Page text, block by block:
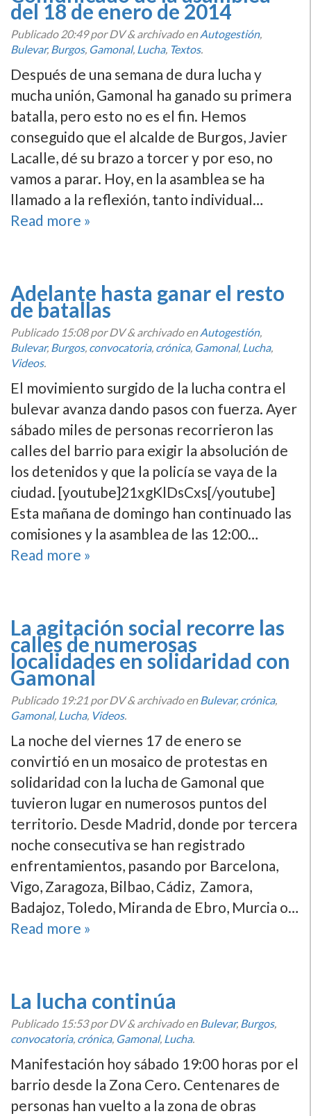
del 18 de enero de 2014
Publicado20:49por DV&archivado enAutogestión,
Bulevar, Burgos, Gamonal, Lucha, Textos.
Después de una semana de dura lucha y
mucha unión, Gamonal ha ganado su primera
batalla, pero esto no es el fin. Hemos
conseguido que el alcalde de Burgos, Javier
Lacalle, dé su brazo a torcer y por eso, no
vamos a parar. Hoy, en la asamblea se ha
llamado a la reflexión, tanto individual…
Read more »
Adelante hasta ganar el resto
de batallas
Publicado 15:08por DV&archivado enAutogestión,
Bulevar, Burgos, convocatoria, crónica, Gamonal, Lucha,
Videos.
El movimiento surgido de la lucha contra el
bulevar avanza dando pasos con fuerza. Ayer
sábado miles de personas recorrieron las
calles del barrio para exigir la absolución de
los detenidos y que la policí­a se vaya de la
ciudad. [youtube]21xgKlDsCxs[/youtube]
Esta mañana de domingo han continuado las
comisiones y la asamblea de las 12:00…
Read more »
La agitación social recorre las
calles de numerosas
localidades en solidaridad con
Gamonal
Publicado 19:21 por DV&archivado enBulevar, crónica,
Gamonal, Lucha, Videos.
La noche del viernes 17 de enero se
convirtió en un mosaico de protestas en
solidaridad con la lucha de Gamonal que
tuvieron lugar en numerosos puntos del
territorio. Desde Madrid, donde por tercera
noche consecutiva se han registrado
enfrentamientos, pasando por Barcelona,
Vigo, Zaragoza, Bilbao, Cádiz, Zamora,
Badajoz, Toledo, Miranda de Ebro, Murcia o…
Read more »
La lucha continúa
Publicado 15:53por DV&archivado enBulevar, Burgos,
convocatoria, crónica, Gamonal, Lucha.
Manifestación hoy sábado 19:00 horas por el
barrio desde la Zona Cero. Centenares de
personas han vuelto a la zona de obras